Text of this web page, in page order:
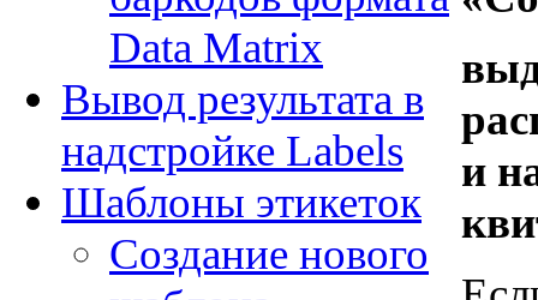
Data Matrix
Вывод результата в
надстройке Labels
Шаблоны этикеток
Создание нового
и